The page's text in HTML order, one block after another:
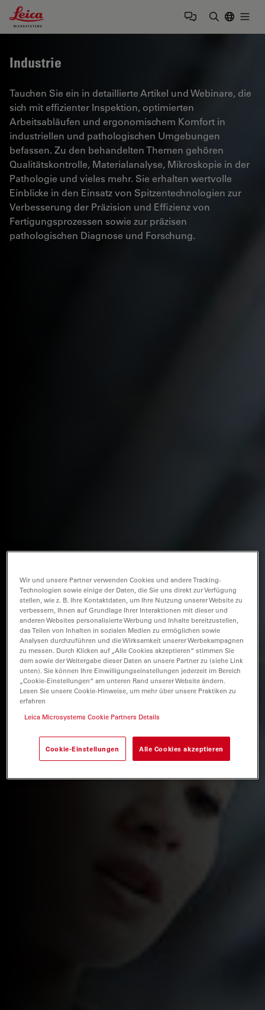
Leica Microsystems Logo
Industrie
Tauchen Sie ein in detaillierte Artikel und Webinare, die
sich mit effizienter Inspektion, optimierten
Arbeitsabläufen und ergonomischem Komfort in
industriellen und pathologischen Umgebungen
befassen. Zu den behandelten Themen gehören
Qualitätskontrolle, Materialanalyse, Mikroskopie in der
Pathologie und vieles mehr. Sie erhalten wertvolle
Einblicke in den Einsatz von Spitzentechnologien zur
Verbesserung der Präzision und Effizienz von
Fertigungsprozessen sowie zur präzisen
pathologischen Diagnose und Forschung.
Wir und unsere Partner verwenden Cookies und andere Tracking-
Technologien sowie einige der Daten, die Sie uns direkt zur Verfügung
stellen, wie z. B. Ihre Kontaktdaten, um Ihre Nutzung unserer Website zu
verbessern, Ihnen auf Grundlage Ihrer Interaktionen mit dieser und
anderen Websites personalisierte Werbung und Inhalte bereitzustellen,
das Teilen von Inhalten in sozialen Medien zu ermöglichen sowie
Analysen durchzuführen und die Wirksamkeit unserer Werbekampagnen
zu messen. Durch Klicken auf „Alle Cookies akzeptieren“ stimmen Sie
dem sowie der Weitergabe dieser Daten an unsere Partner zu (siehe Link
unten). Sie können Ihre Einwilligungseinstellungen jederzeit im Bereich
„Cookie-Einstellungen“ am unteren Rand unserer Website ändern.
Lesen Sie unsere Cookie-Hinweise, um mehr über unsere Praktiken zu
erfahren
Leica Microsystems Cookie Partners Details
Cookie-Einstellungen Alle Cookies akzeptieren